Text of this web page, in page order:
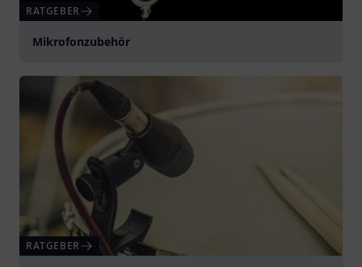
RATGEBER
Mikrofonzubehör
RATGEBER